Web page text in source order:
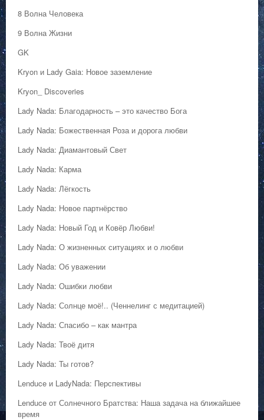
8 Волна Человека
9 Волна Жизни
GK
Kryon и Lady Gaia: Новое заземление
Kryon_ Discoveries
Lady Nada: Благодарность – это качество Бога
Lady Nada: Божественная Роза и дорога любви
Lady Nada: Диамантовый Свет
Lady Nada: Карма
Lady Nada: Лёгкость
Lady Nada: Новое партнёрство
Lady Nada: Новый Год и Ковёр Любви!
Lady Nada: О жизненных ситуациях и о любви
Lady Nada: Об уважении
Lady Nada: Ошибки любви
Lady Nada: Солнце моё!.. (Ченнелинг с медитацией)
Lady Nada: Спасибо – как мантра
Lady Nada: Твоё дитя
Lady Nada: Ты готов?
Lenduce и LadyNada: Перспективы
Lenduce от Солнечного Братства: Наша задача на ближайшее
время